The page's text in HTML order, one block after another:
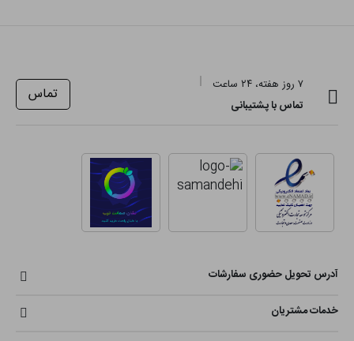
۷ روز هفته، ۲۴ ساعت
تماس با پشتیبانی
تماس
آدرس تحویل حضوری سفارشات
خدمات مشتریان